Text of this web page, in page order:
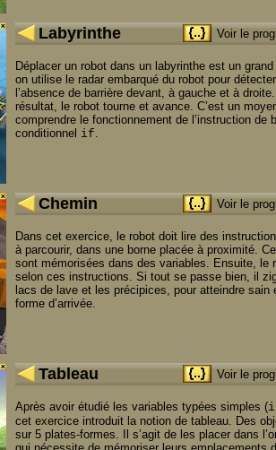
Labyrinthe Voir le
Déplacer un robot dans un labyrinthe est un
on utilise le radar embarqué du robot pour
l’absence de barrière devant, à gauche et à
résultat, le robot tourne et avance. C’est un
comprendre le fonctionnement de l’instruction de
conditionnel if.
Chemin Voir le
Dans cet exercice, le robot doit lire des
à parcourir, dans une borne placée à proximité.
sont mémorisées dans des variables. Ensuite, le
selon ces instructions. Si tout se passe bien, il
lacs de lave et les précipices, pour atteindre sain
forme d’arrivée.
Tableau Voir le
Après avoir étudié les variables typées simples (
cet exercice introduit la notion de tableau. Des
sur 5 plates-formes. Il s’agit de les placer dans